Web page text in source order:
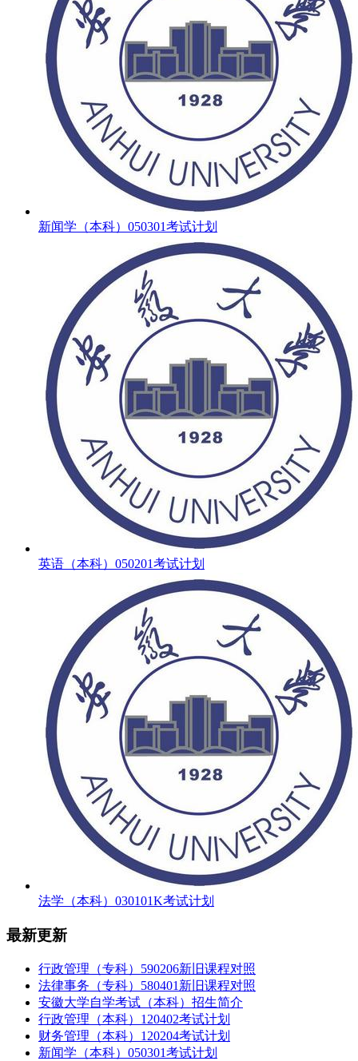
新闻学（本科）050301考试计划
英语（本科）050201考试计划
法学（本科）030101K考试计划
最新更新
行政管理（专科）590206新旧课程对照
法律事务（专科）580401新旧课程对照
安徽大学自学考试（本科）招生简介
行政管理（本科）120402考试计划
财务管理（本科）120204考试计划
新闻学（本科）050301考试计划